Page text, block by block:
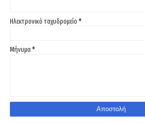
Ηλεκτρονικό ταχυδρομείο *
Μήνυμα*